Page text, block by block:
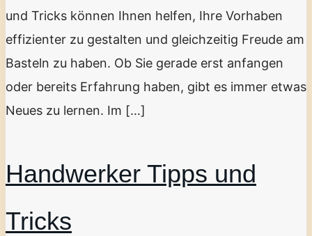
und Tricks können Ihnen helfen, Ihre Vorhaben
effizienter zu gestalten und gleichzeitig Freude am
Basteln zu haben. Ob Sie gerade erst anfangen
oder bereits Erfahrung haben, gibt es immer etwas
Neues zu lernen. Im […]
Handwerker Tipps und
Tricks